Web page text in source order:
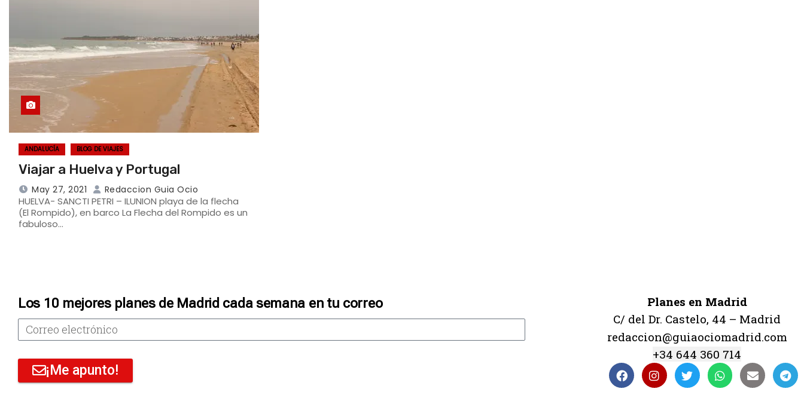
ANDALUCÍA BLOG DE VIAJES
Viajar a Huelva y Portugal
May 27, 2021 Redaccion Guia Ocio
HUELVA- SANCTI PETRI – ILUNION playa de la flecha
(El Rompido), en barco La Flecha del Rompido es un
fabuloso…
Los 10 mejores planes de Madrid cada semana en tu correo
¡Me apunto!
Planes en Madrid
C/ del Dr. Castelo, 44 – Madrid
redaccion@guiaociomadrid.com
+34 644 360 714